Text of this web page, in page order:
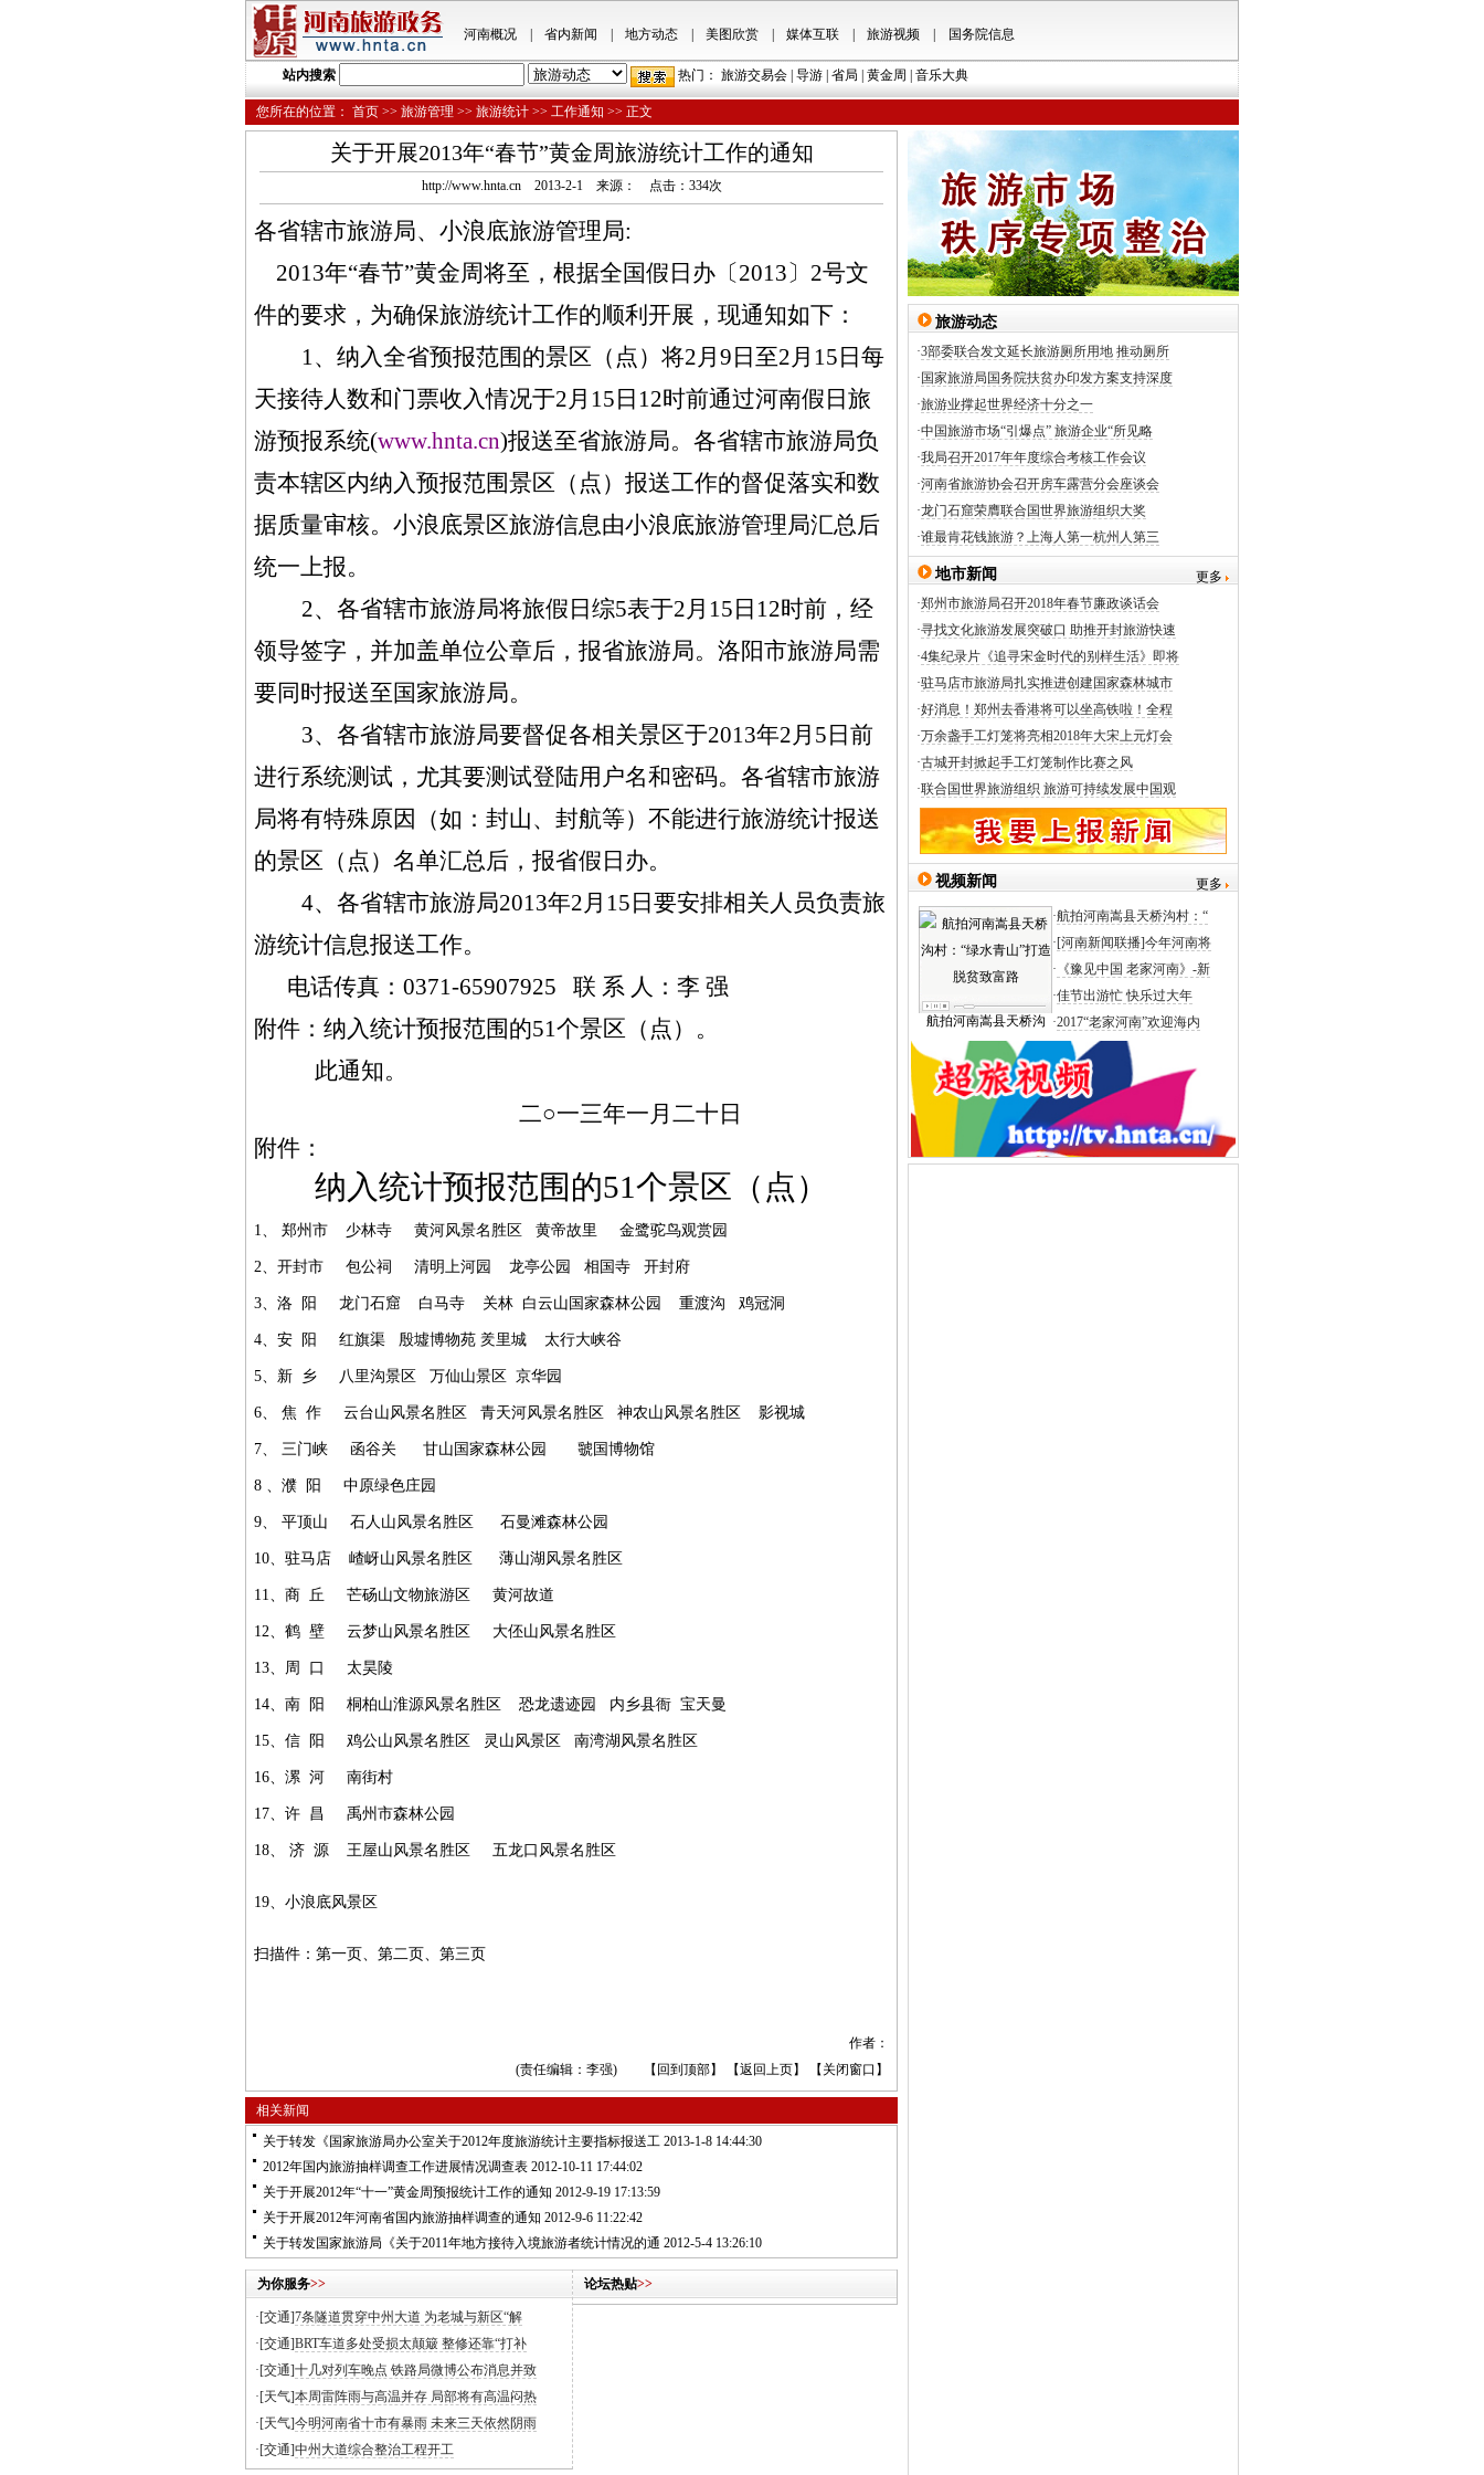
河南概况| 省内新闻 地方动态| 美图欣赏| 媒体互联| 旅游视频| 国务院信息
站内搜索 热门： 旅游交易会 导游 省局 黄金周 音乐大典
您所在的位置： 首页 >> 旅游管理 >> 旅游统计 >> 工作通知 >> 正文
关于开展2013年“春节”黄金周旅游统计工作的通知
http://www.hnta.cn 2013-2-1 来源： 点击： 334次
各省辖市旅游局、小浪底旅游管理局:
2013年“春节”黄金周将至，根据全国假日办〔2013〕2号文
件的要求，为确保旅游统计工作的顺利开展，现通知如下：
1、纳入全省预报范围的景区（点）将2月9日至2月15日每
天接待人数和门票收入情况于2月15日12时前通过河南假日旅
游预报系统(www.hnta.cn)报送至省旅游局。各省辖市旅游局负
责本辖区内纳入预报范围景区（点）报送工作的督促落实和数
据质量审核。小浪底景区旅游信息由小浪底旅游管理局汇总后
统一上报。
2、各省辖市旅游局将旅假日综5表于2月15日12时前，经
领导签字，并加盖单位公章后，报省旅游局。洛阳市旅游局需
要同时报送至国家旅游局。
3、各省辖市旅游局要督促各相关景区于2013年2月5日前
进行系统测试，尤其要测试登陆用户名和密码。各省辖市旅游
局将有特殊原因（如：封山、封航等）不能进行旅游统计报送
的景区（点）名单汇总后，报省假日办。
4、各省辖市旅游局2013年2月15日要安排相关人员负责旅
游统计信息报送工作。
电话传真：0371-65907925
联 系 人：李 强
附件：纳入统计预报范围的51个景区（点）。
此通知。
二○一三年一月二十日
附件：
纳入统计预报范围的51个景区（点）
1、 郑州市 少林寺 黄河风景名胜区 黄帝故里 金鹭驼鸟观赏园
2、开封市 包公祠 清明上河园 龙亭公园 相国寺 开封府
3、洛 阳 龙门石窟 白马寺 关林 白云山国家森林公园 重渡沟 鸡冠洞
4、安 阳 红旗渠 殷墟博物苑 羑里城 太行大峡谷
5、新 乡 八里沟景区 万仙山景区 京华园
6、 焦 作 云台山风景名胜区 青天河风景名胜区 神农山风景名胜区 影视城
7、 三门峡 函谷关 甘山国家森林公园 虢国博物馆
8 、濮 阳 中原绿色庄园
9、 平顶山 石人山风景名胜区 石曼滩森林公园
10、驻马店 嵖岈山风景名胜区 薄山湖风景名胜区
11、商 丘 芒砀山文物旅游区 黄河故道
12、鹤 壁 云梦山风景名胜区 大伾山风景名胜区
13、周 口 太昊陵
14、南 阳 桐柏山淮源风景名胜区 恐龙遗迹园 内乡县衙 宝天曼
15、信 阳 鸡公山风景名胜区 灵山风景区 南湾湖风景名胜区
16、漯 河 南街村
17、许 昌 禹州市森林公园
18、 济 源 王屋山风景名胜区 五龙口风景名胜区
19、小浪底风景区
扫描件： 第一页、 第二页、 第三页
作者：
(责任编辑：李强) 【 回到顶部】 【返回上页】 【 关闭窗口 】
相关新闻
关于转发《国家旅游局办公室关于2012年度旅游统计主要指标报送工 2013-1-8 14:44:30
2012年国内旅游抽样调查工作进展情况调查表 2012-10-11 17:44:02
关于开展2012年“十一”黄金周预报统计工作的通知 2012-9-19 17:13:59
关于开展2012年河南省国内旅游抽样调查的通知 2012-9-6 11:22:42
关于转发国家旅游局《关于2011年地方接待入境旅游者统计情况的通 2012-5-4 13:26:10
为你服务>>
·[交通]7条隧道贯穿中州大道 为老城与新区“解
·[交通]BRT车道多处受损太颠簸 整修还靠“打补
·[交通]十几对列车晚点 铁路局微博公布消息并致
·[天气]本周雷阵雨与高温并存 局部将有高温闷热
·[天气]今明河南省十市有暴雨 未来三天依然阴雨
·[交通]中州大道综合整治工程开工
论坛热贴>>
旅游动态
·3部委联合发文延长旅游厕所用地 推动厕所
· 国家旅游局国务院扶贫办印发方案支持深度
·旅游业撑起世界经济十分之一
·中国旅游市场“引爆点” 旅游企业“所见略
·我局召开2017年年度综合考核工作会议
·河南省旅游协会召开房车露营分会座谈会
·龙门石窟荣膺联合国世界旅游组织大奖
·谁最肯花钱旅游？上海人第一杭州人第三
地市新闻
更多
·郑州市旅游局召开2018年春节廉政谈话会
·寻找文化旅游发展突破口 助推开封旅游快速
·4集纪录片《追寻宋金时代的别样生活》即将
·驻马店市旅游局扎实推进创建国家森林城市
·好消息！郑州去香港将可以坐高铁啦！全程
·万余盏手工灯笼将亮相2018年大宋上元灯会
·古城开封掀起手工灯笼制作比赛之风
·联合国世界旅游组织 旅游可持续发展中国观
视频新闻 更多
航拍河南嵩县天桥沟
·航拍河南嵩县天桥沟村：“
·[河南新闻联播]今年河南将
· 《豫见中国 老家河南》-新
·佳节出游忙 快乐过大年
·2017“老家河南”欢迎海内